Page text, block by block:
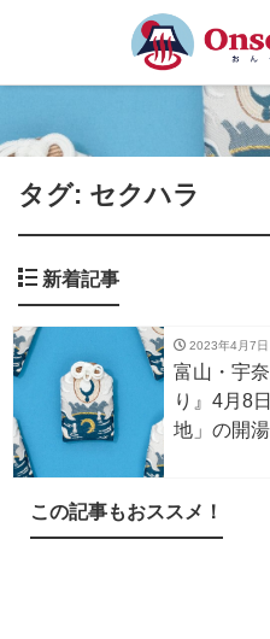
タグ: セクハラ
新着記事
2023年4月7日
富山・宇
り』4月8
地」の開
この記事もおススメ！